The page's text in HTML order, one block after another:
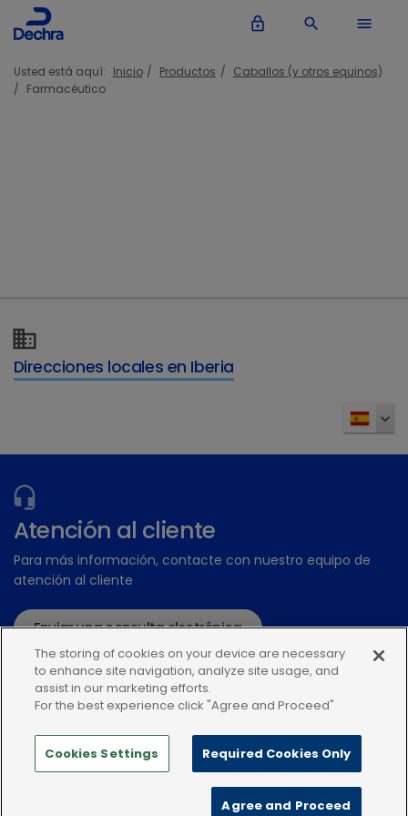
lock_outline search menu
Usted está aquí: Inicio Productos
Caballos (y otros equinos)
Farmacéutico
Direcciones locales en Iberia
Atención al cliente
Para más información, contacte con nuestro equipo de
atención al cliente
Enviar una consulta electrónica
o llame:+34935448507
The storing of cookies on your device are necessary
to enhance site navigation, analyze site usage, and
assist in our marketing efforts.
For the best experience click "Agree and Proceed"
Cookies Settings Required Cookies Only
Agree and Proceed